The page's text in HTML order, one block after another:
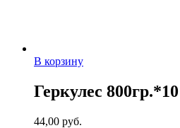
В корзину
Геркулес 800гр.*10
44,00 руб.